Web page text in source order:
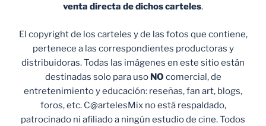
venta directa de dichos carteles.
El copyright de los carteles y de las fotos que contiene,
pertenece a las correspondientes productoras y
distribuidoras. Todas las imágenes en este sitio están
destinadas solo para uso NO comercial, de
entretenimiento y educación: reseñas, fan art, blogs,
foros, etc. C@artelesMix no está respaldado,
patrocinado ni afiliado a ningún estudio de cine. Todos